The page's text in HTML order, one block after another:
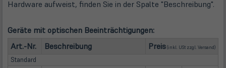
Hardware aufweist, finden Sie in der Spalte "Beschreibung".
Geräte mit optischen Beeinträchtigungen:
Art.-Nr.
Beschreibung Preis(inkl. USt zzgl. Versand)
Standard